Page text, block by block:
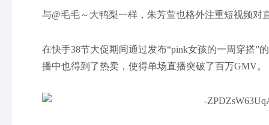
与@毛毛～大鸭梨一样，朱芳萱也格外注重短视频对
在快手38节大促期间通过发布“pink女孩的一周穿搭”
播中也得到了热卖，使得单场直播突破了百万GMV。